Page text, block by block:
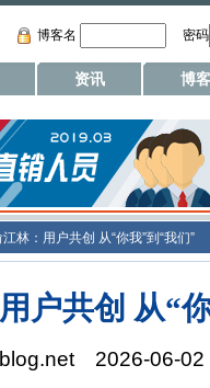
博客名 密码
资讯 博客
林：用户共创 从“你我”到“我们”
户共创 从“
2026-06-02